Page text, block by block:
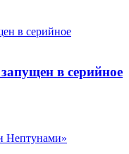
в серийное